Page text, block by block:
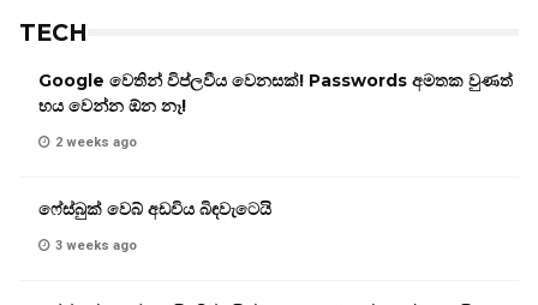
TECH
Google වෙතින් විප්ලවීය වෙනසක්! Passwords අමතක වුණත්
භය වෙන්න ඕන නෑ!
2 weeks ago
ෆේස්බුක් වෙබ් අඩවිය බිඳවැටෙයි
3 weeks ago